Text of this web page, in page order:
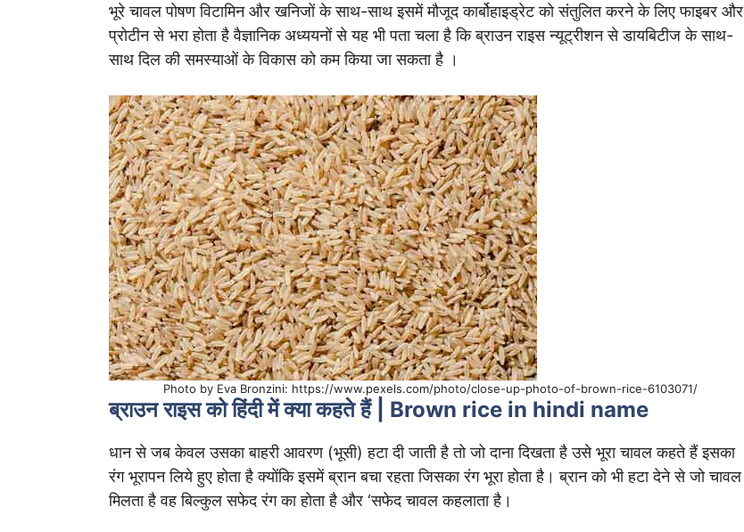
भूरे चावल पोषण विटामिन और खनिजों के साथ-साथ इसमें मौजूद कार्बोहाइड्रेट को संतुलित करने के लिए फाइबर और
प्रोटीन से भरा होता है वैज्ञानिक अध्ययनों से यह भी पता चला है कि ब्राउन राइस न्यूट्रीशन से डायबिटीज के साथ-
साथ दिल की समस्याओं के विकास को कम किया जा सकता है ।
Photo by Eva Bronzini: https://www.pexels.com/photo/close-up-photo-of-brown-rice-6103071/
ब्राउन राइस को हिंदी में क्या कहते हैं | Brown rice in hindi name
धान से जब केवल उसका बाहरी आवरण (भूसी) हटा दी जाती है तो जो दाना दिखता है उसे भूरा चावल कहते हैं इसका
रंग भूरापन लिये हुए होता है क्योंकि इसमें ब्रान बचा रहता जिसका रंग भूरा होता है। ब्रान को भी हटा देने से जो चावल
मिलता है वह बिल्कुल सफेद रंग का होता है और ‘सफेद चावल कहलाता है।